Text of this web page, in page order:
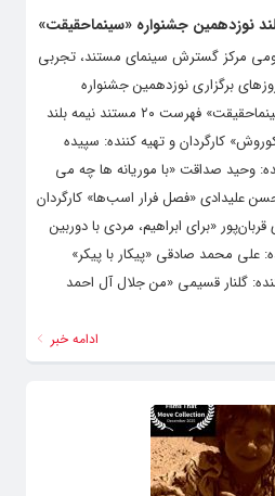
مرکز گسترش سینمای مستند، تجربی
برگزاری نوزدهمین جشنواره
بین‌المللی فیلم مستند ایران «سینماحقیقت» فهرست ۲۰ مستند نیمه بلند
کارگردان و تهیه کننده: سپیده
وحید صداقت «با موریانه ها چه می
علیدادی «فصل فرار اسب‌ها» کارگردان
«برای ابراهیم، مردی با دوربین
علی محمد صادقی «پیکار با پیکر»
گلنار قسیمی «من جلال آل احمد
ادامه خبر